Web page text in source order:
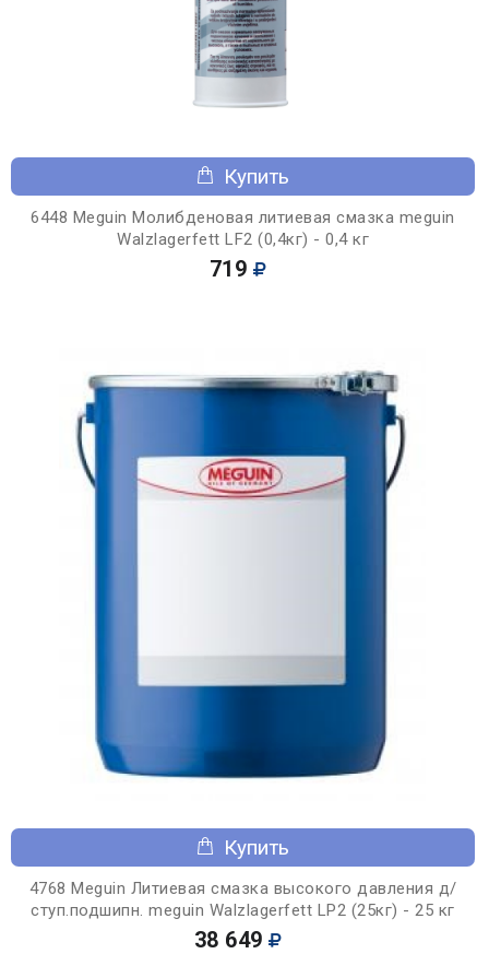
Купить
6448 Meguin Молибденовая литиевая смазка meguin
Walzlagerfett LF2 (0,4кг) - 0,4 кг
719
Купить
4768 Meguin Литиевая смазка высокого давления д/
ступ.подшипн. meguin Walzlagerfett LP2 (25кг) - 25 кг
38 649